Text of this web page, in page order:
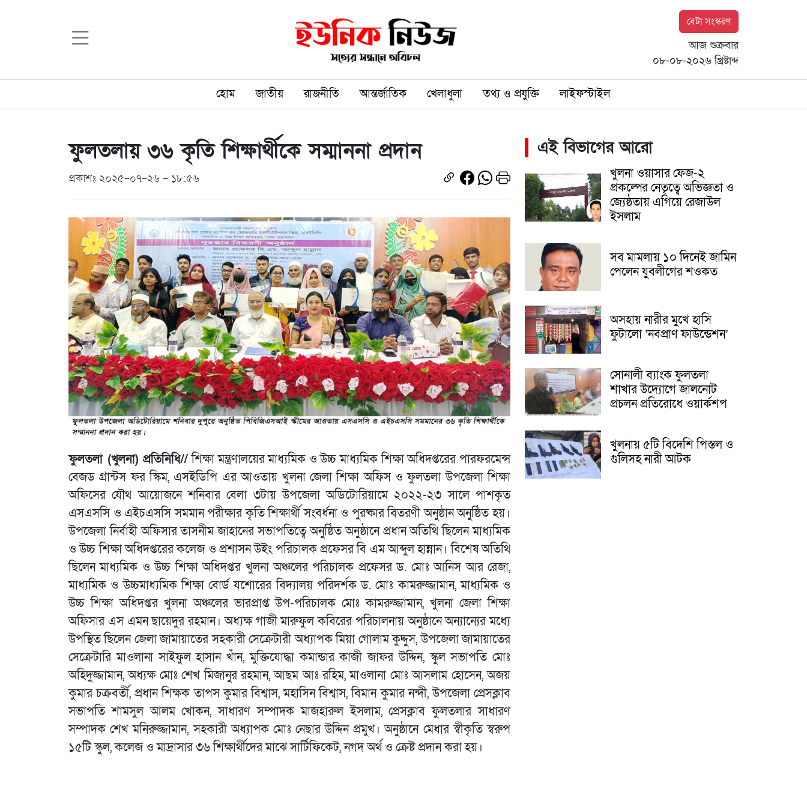
বেটা সংস্করণ
আজ শুক্রবার
০৮-০৮-২০২৬ খ্রিষ্টাব্দ
হোম জাতীয় রাজনীতি আন্তর্জাতিক খেলাধুলা তথ্য ও প্রযুক্তি লাইফস্টাইল
ফুলতলায় ৩৬ কৃতি শিক্ষার্থীকে সম্মাননা প্রদান
প্রকাশঃ ২০২৫-০৭-২৬ - ১৮:৫৬
ফুলতলা (খুলনা) প্রতিনিধি//শিক্ষা মন্ত্রণালয়ের মাধ্যমিক ও উচ্চ মাধ্যমিক শিক্ষা অধিদপ্তরের পারফরমেন্স
বেজড গ্রান্টস ফর স্কিম, এসইডিপি এর আওতায় খুলনা জেলা শিক্ষা অফিস ও ফুলতলা উপজেলা শিক্ষা
অফিসের যৌথ আয়োজনে শনিবার বেলা ৩টায় উপজেলা অডিটোরিয়ামে ২০২২-২৩ সালে পাশকৃত
এসএসসি ও এইচএসসি সমমান পরীক্ষার কৃতি শিক্ষার্থী সংবর্ধনা ও পুরষ্কার বিতরণী অনুষ্ঠান অনুষ্ঠিত হয়।
উপজেলা নির্বাহী অফিসার তাসনীম জাহানের সভাপতিত্বে অনুষ্ঠিত অনুষ্ঠানে প্রধান অতিথি ছিলেন মাধ্যমিক
ও উচ্চ শিক্ষা অধিদপ্তরের কলেজ ও প্রশাসন উইং পরিচালক প্রফেসর বি এম আব্দুল হান্নান। বিশেষ অতিথি
ছিলেন মাধ্যমিক ও উচ্চ শিক্ষা অধিদপ্তর খুলনা অঞ্চলের পরিচালক প্রফেসর ড. মোঃ আনিস আর রেজা,
মাধ্যমিক ও উচ্চমাধ্যমিক শিক্ষা বোর্ড যশোরের বিদ্যালয় পরিদর্শক ড. মোঃ কামরুজ্জামান, মাধ্যমিক ও
উচ্চ শিক্ষা অধিদপ্তর খুলনা অঞ্চলের ভারপ্রাপ্ত উপ-পরিচালক মোঃ কামরুজ্জামান, খুলনা জেলা শিক্ষা
অফিসার এস এমন ছায়েদুর রহমান। অধ্যক্ষ গাজী মারুফুল কবিরের পরিচালনায় অনুষ্ঠানে অন্যান্যের মধ্যে
উপস্থিত ছিলেন জেলা জামায়াতের সহকারী সেক্রেটারী অধ্যাপক মিয়া গোলাম কুদ্দুস, উপজেলা জামায়াতের
সেক্রেটারি মাওলানা সাইফুল হাসান খাঁন, মুক্তিযোদ্ধা কমান্ডার কাজী জাফর উদ্দিন, স্কুল সভাপতি মোঃ
অহিদুজ্জামান, অধ্যক্ষ মোঃ শেখ মিজানুর রহমান, আছম আঃ রহিম, মাওলানা মোঃ আসলাম হোসেন, অজয়
কুমার চক্রবর্তী, প্রধান শিক্ষক তাপস কুমার বিশ্বাস, মহাসিন বিশ্বাস, বিমান কুমার নন্দী, উপজেলা প্রেসক্লাব
সভাপতি শামসুল আলম খোকন, সাধারণ সম্পাদক মাজহারুল ইসলাম, প্রেসক্লাব ফুলতলার সাধারণ
সম্পাদক শেখ মনিরুজ্জামান, সহকারী অধ্যাপক মোঃ নেছার উদ্দিন প্রমুখ। অনুষ্ঠানে মেধার স্বীকৃতি স্বরুপ
১৫টি স্কুল, কলেজ ও মাদ্রাসার ৩৬ শিক্ষার্থীদের মাঝে সার্টিফিকেট, নগদ অর্থ ও ক্রেষ্ট প্রদান করা হয়।
এই বিভাগের আরো
খুলনা ওয়াসার ফেজ-২
প্রকল্পের নেতৃত্বে অভিজ্ঞতা ও
জ্যেষ্ঠতায় এগিয়ে রেজাউল
ইসলাম
সব মামলায় ১০ দিনেই জামিন
পেলেন যুবলীগের শওকত
অসহায় নারীর মুখে হাসি
ফুটালো ‘নবপ্রাণ ফাউন্ডেশন’
সোনালী ব্যাংক ফুলতলা
শাখার উদ্যোগে জালনোট
প্রচলন প্রতিরোধে ওয়ার্কশপ
খুলনায় ৫টি বিদেশি পিস্তল ও
গুলিসহ নারী আটক